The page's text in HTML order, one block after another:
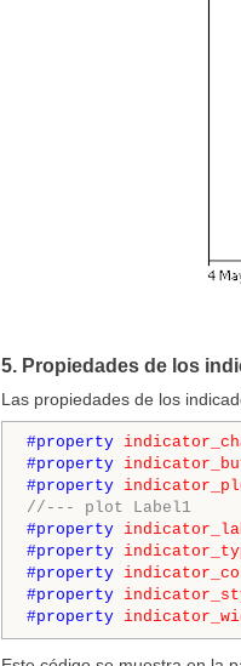
5. Propiedades de los
Las propiedades de los
#property
#property
#property
//--- plot Label1
#property
#property
#property
#property
#property